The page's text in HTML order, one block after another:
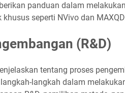
panduan dalam
seperti NVivo dan
(R&D)
tentang proses
langkah dalam